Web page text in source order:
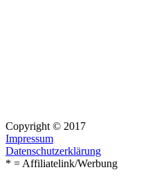
Copyright © 2017
Impressum
Datenschutzerklärung
* = Affiliatelink/Werbung